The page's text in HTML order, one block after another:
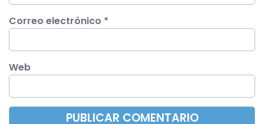
Correo electrónico *
Web